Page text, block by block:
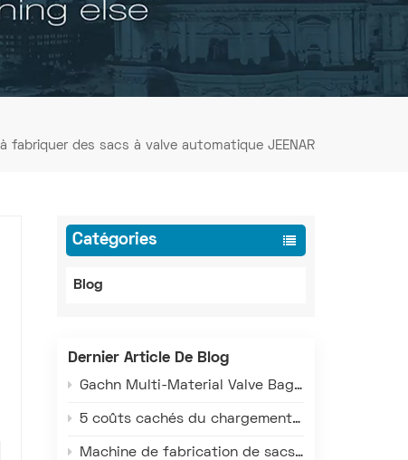
fabriquer des sacs à valve automatique JEENAR
Catégories
Blog
Dernier Article De Blog
Gachn Multi-Material Valve Bag Making Machine: Versatile Production for PE, PP, and Paper-Plastic
5 coûts cachés du chargement manuel des camions qui grèvent vos profits
Machine de fabrication de sacs à valve multi-matériaux Gachn : Production polyvalente pour sacs en PE, PP et composites papier-plastique